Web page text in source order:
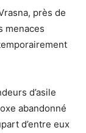
près de
menaces
d’asile
abandonné
d’entre eux